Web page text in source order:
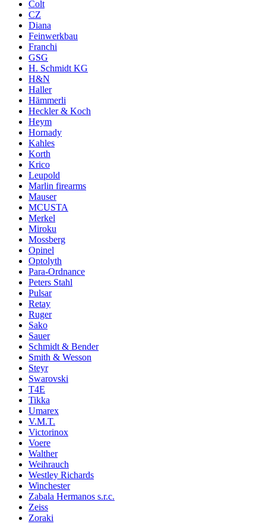
Colt
CZ
Diana
Feinwerkbau
Franchi
GSG
H. Schmidt KG
H&N
Haller
Hämmerli
Heckler & Koch
Heym
Hornady
Kahles
Korth
Krico
Leupold
Marlin firearms
Mauser
MCUSTA
Merkel
Miroku
Mossberg
Opinel
Optolyth
Para-Ordnance
Peters Stahl
Pulsar
Retay
Ruger
Sako
Sauer
Schmidt & Bender
Smith & Wesson
Steyr
Swarovski
T4E
Tikka
Umarex
V.M.T.
Victorinox
Voere
Walther
Weihrauch
Westley Richards
Winchester
Zabala Hermanos s.r.c.
Zeiss
Zoraki